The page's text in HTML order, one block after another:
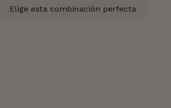
Elige esta combinación perfecta